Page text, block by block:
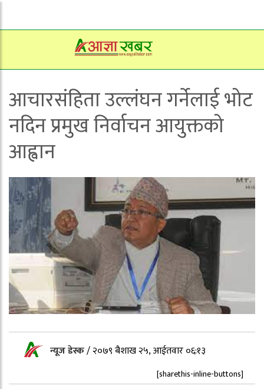
आचारसंहिता उल्लंघन गर्नेलाई भोट
नदिन प्रमुख निर्वाचन आयुक्तको
आह्वान
न्यूज डेस्क/२०७९ बैशाख २५, आईतवार ०६:१३
[sharethis-inline-buttons]